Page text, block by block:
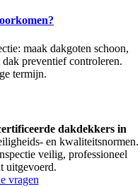
maak dakgoten schoon,
preventief controleren.
termijn.
dakdekkers in
en kwaliteitsnormen.
veilig, professioneel
uitgevoerd.
vragen